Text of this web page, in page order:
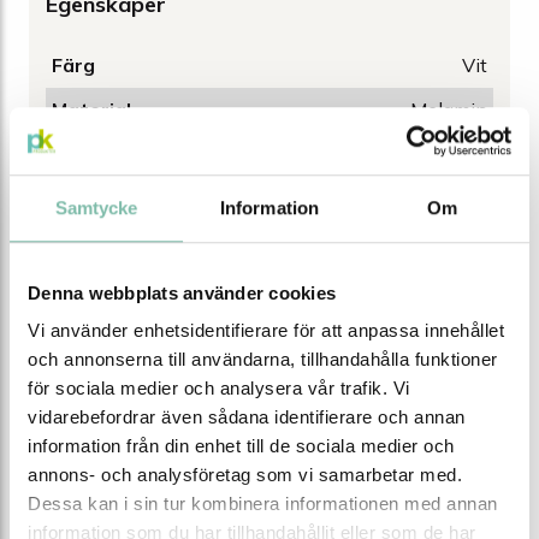
Samtycke Information Om
Denna webbplats använder cookies
Vi använder enhetsidentifierare för att anpassa innehållet
och annonserna till användarna, tillhandahålla funktioner
för sociala medier och analysera vår trafik. Vi
vidarebefordrar även sådana identifierare och annan
information från din enhet till de sociala medier och
annons- och analysföretag som vi samarbetar med.
Dessa kan i sin tur kombinera informationen med annan
information som du har tillhandahållit eller som de har
Färg
Vit
Material
Melamin
Bredd (mm)
1075
Djup (mm)
440
Höjd (mm)
1000
Höjd framkant (mm)
Antal/pall
2
Tipsa Ring oss Maila oss
Ladda ner produktblad